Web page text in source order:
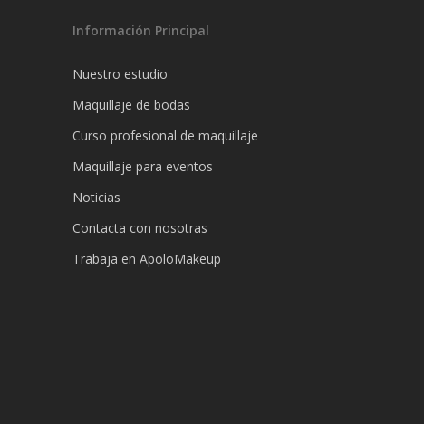
Información Principal
Nuestro estudio
Maquillaje de bodas
Curso profesional de maquillaje
Maquillaje para eventos
Noticias
Contacta con nosotras
Trabaja en ApoloMakeup